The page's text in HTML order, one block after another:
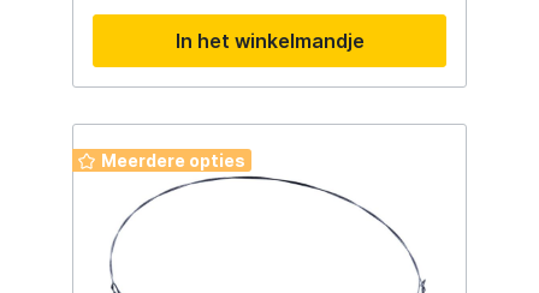
beproefde onderlijnen krijg je meer
aanbeten en een hogere haakquote,
vooral in drukbeviste wateren. Verkrijgbaar
met zowel weerhaken als “semi”-
uitgerust met een dreg die is ontworpen
voor het gebruik van kleiner aas onder een
dobber. De enkele haak maakt het ook veel
gemakkelijker om de vis los te haken.
Perfect voor het vissen met dood aas
Gemaakt van 30 lbs 7-strengs staaldraad
Extra sterke en ultrascherpe haken
Camouflage klemhulzen
In het winkelmandje
Meerdere opties